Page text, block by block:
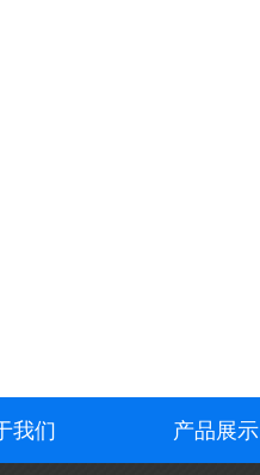
我们 产品展示